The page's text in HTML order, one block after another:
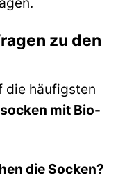
zu den
die häufigsten
mit Bio-
die Socken?